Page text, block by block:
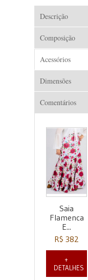
Descrição
Composição
Acessórios
Dimensões
Comentários
Saia
Flamenca
E...
R$ 382
+
DETALHES